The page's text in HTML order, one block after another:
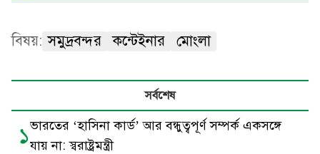
বিষয়: সমুদ্রবন্দর কন্টেইনার মোংলা
সর্বশেষ
১ভারতের ‘হাসিনা কার্ড’ আর বন্ধুত্বপূর্ণ সম্পর্ক একসঙ্গে
যায় না: স্বরাষ্ট্রমন্ত্রী